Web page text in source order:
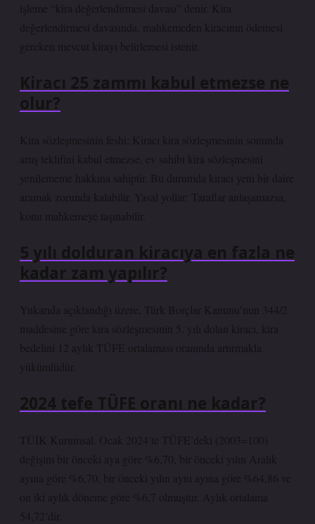
işleme “kira değerlendirmesi davası” denir. Kira
değerlendirmesi davasında, mahkemeden kiracının ödemesi
gereken mevcut kirayı belirlemesi istenir.
Kiracı 25 zammı kabul etmezse ne
olur?
Kira sözleşmesinin feshi: Kiracı kira sözleşmesinin sonunda
artış teklifini kabul etmezse, ev sahibi kira sözleşmesini
yenilememe hakkına sahiptir. Bu durumda kiracı yeni bir daire
aramak zorunda kalabilir. Yasal yollar: Taraflar anlaşamazsa,
konu mahkemeye taşınabilir.
5 yılı dolduran kiracıya en fazla ne
kadar zam yapılır?
Yukarıda açıklandığı üzere, Türk Borçlar Kanunu’nun 344/2
maddesine göre kira sözleşmesinin 5. yılı dolan kiracı, kira
bedelini 12 aylık TÜFE ortalaması oranında artırmakla
yükümlüdür.
2024 tefe TÜFE oranı ne kadar?
TÜİK Kurumsal. Ocak 2024’te TÜFE’deki (2003=100)
değişim bir önceki aya göre %6,70, bir önceki yılın Aralık
ayına göre %6,70, bir önceki yılın aynı ayına göre %64,86 ve
on iki aylık döneme göre %6,7 olmuştur. Aylık ortalama
54,72’dir.